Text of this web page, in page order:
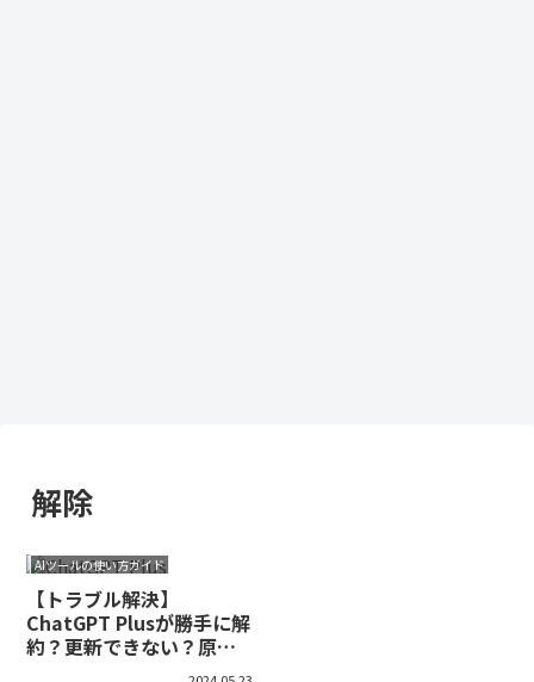
解除
AIツールの使い方ガイド
【トラブル解決】
ChatGPT Plusが勝手に解
約？更新できない？原因